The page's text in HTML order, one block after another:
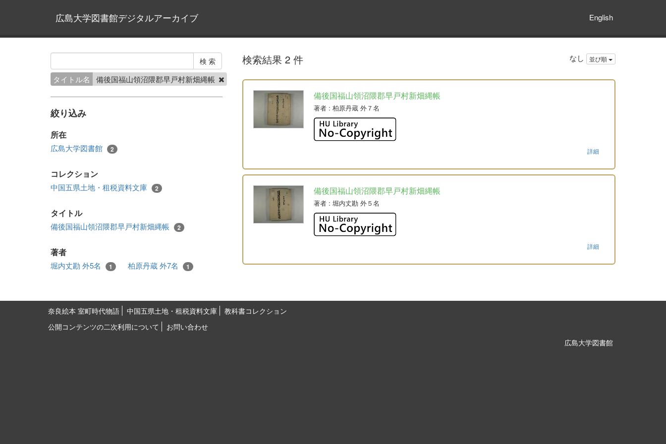
広島大学図書館デジタルアーカイブ English
タイトル名 備後国福山領沼隈郡早戸村新畑縄帳
絞り込み
所在
広島大学図書館 2
コレクション
中国五県土地・租税資料文庫 2
タイトル
備後国福山領沼隈郡早戸村新畑縄帳 2
著者
堀内丈勘 外5名 1 柏原丹蔵 外7名 1
検索結果 2 件 なし 並び順
備後国福山領沼隈郡早戸村新畑縄帳
著者: 柏原丹蔵 外７名
詳細
備後国福山領沼隈郡早戸村新畑縄帳
著者: 堀内丈勘 外５名
詳細
奈良絵本 室町時代物語 中国五県土地・租税資料文庫
教科書コレクション
公開コンテンツの二次利用について
お問い合わせ
広島大学図書館